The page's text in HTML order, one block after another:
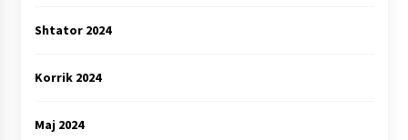
Shtator 2024
Korrik 2024
Maj 2024